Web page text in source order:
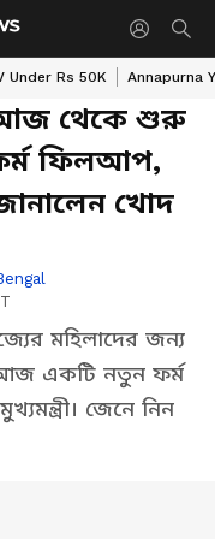
Under Rs 50K Annapurna
আজ থেকে শুরু
ফর্ম ফিলআপ,
খোদ
মহিলাদের জন্য
আজ একটি নতুন ফর্ম
জেনে নিন